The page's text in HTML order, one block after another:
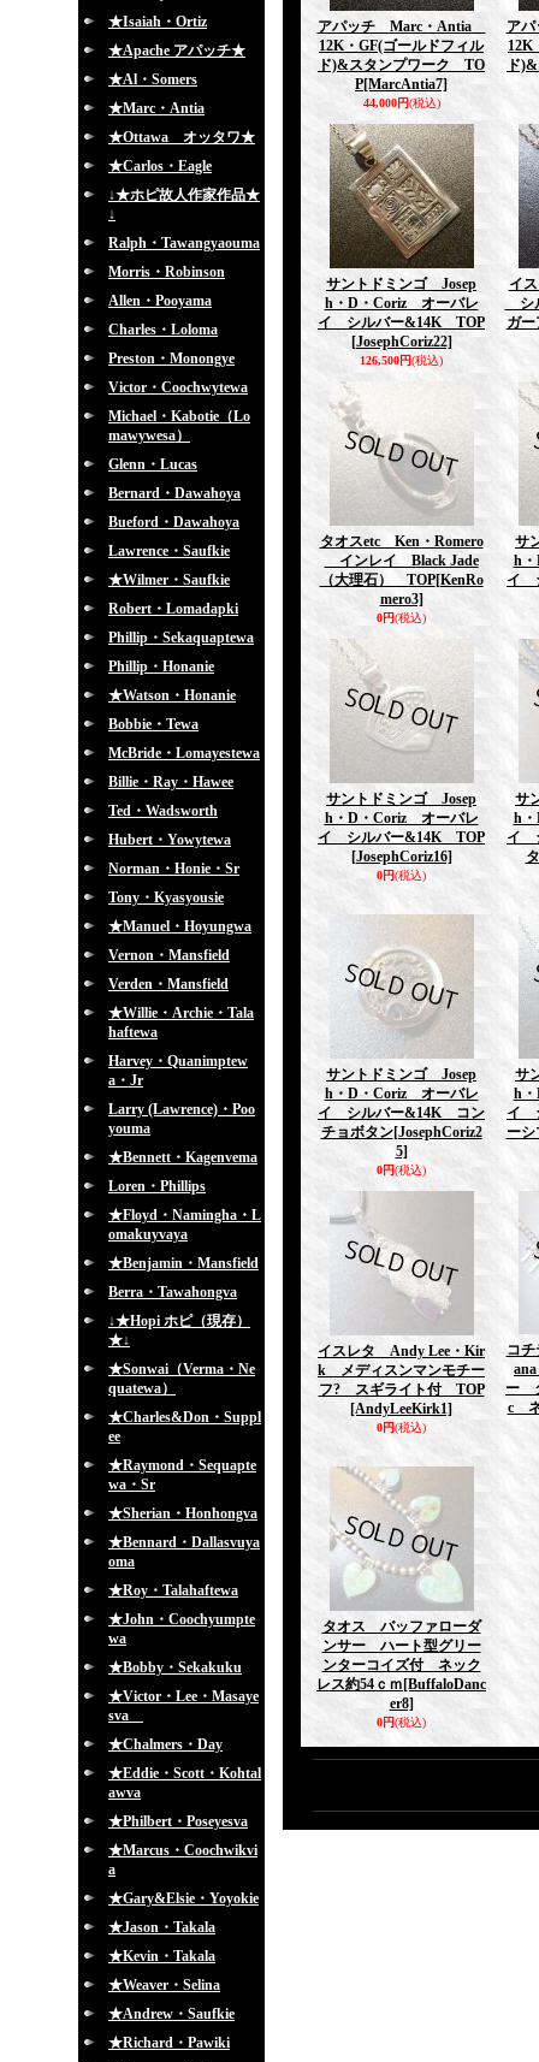
★Isaiah・Ortiz
★Apache アパッチ★
★Al・Somers
★Marc・Antia
★Ottawa オッタワ★
★Carlos・Eagle
↓★ホピ故人作家作品★
↓
Ralph・Tawangyaouma
Morris・Robinson
Allen・Pooyama
Charles・Loloma
Preston・Monongye
Victor・Coochwytewa
Michael・Kabotie（Lo
mawywesa）
Glenn・Lucas
Bernard・Dawahoya
Bueford・Dawahoya
Lawrence・Saufkie
★Wilmer・Saufkie
Robert・Lomadapki
Phillip・Sekaquaptewa
Phillip・Honanie
★Watson・Honanie
Bobbie・Tewa
McBride・Lomayestewa
Billie・Ray・Hawee
Ted・Wadsworth
Hubert・Yowytewa
Norman・Honie・Sr
Tony・Kyasyousie
★Manuel・Hoyungwa
Vernon・Mansfield
Verden・Mansfield
★Willie・Archie・Tala
haftewa
Harvey・Quanimptew
a・Jr
Larry (Lawrence)・Poo
youma
★Bennett・Kagenvema
Loren・Phillips
★Floyd・Namingha・L
omakuyvaya
★Benjamin・Mansfield
Berra・Tawahongva
↓★Hopi ホピ（現存）
★↓
★Sonwai（Verma・Ne
quatewa）
★Charles&Don・Suppl
ee
★Raymond・Sequapte
wa・Sr
★Sherian・Honhongva
★Bennard・Dallasvuya
oma
★Roy・Talahaftewa
★John・Coochyumpte
wa
★Bobby・Sekakuku
★Victor・Lee・Masaye
sva
★Chalmers・Day
★Eddie・Scott・Kohtal
awva
★Philbert・Poseyesva
★Marcus・Coochwikvi
a
★Gary&Elsie・Yoyokie
★Jason・Takala
★Kevin・Takala
★Weaver・Selina
★Andrew・Saufkie
★Richard・Pawiki
アパッチ Marc・Antia
12K・GF(ゴールドフィル
ド)&スタンプワーク TO
P[MarcAntia7]
44,000円(税込)
ア
12K
ド
サントドミンゴ Josep
h・D・Coriz オーバレ
イ シルバー&14K TOP
[JosephCoriz22]
126,500円(税込)
イ
シ
ガ
タオスetc Ken・Romero
インレイ Black Jade
（大理石） TOP[KenRo
mero3]
0円(税込)
サ
h
イ
サントドミンゴ Josep
h・D・Coriz オーバレ
イ シルバー&14K TOP
[JosephCoriz16]
0円(税込)
サ
h
イ
サントドミンゴ Josep
h・D・Coriz オーバレ
イ シルバー&14K コン
チョボタン[JosephCoriz2
5]
0円(税込)
サ
h
イ
ーシ
イスレタ Andy Lee・Kir
k メディスンマンモチー
フ? スギライト付 TOP
[AndyLeeKirk1]
0円(税込)
コ
ー
c
タオス バッファローダ
ンサー ハート型グリー
ンターコイズ付 ネック
レス約54ｃｍ [BuffaloDanc
er8]
0円(税込)